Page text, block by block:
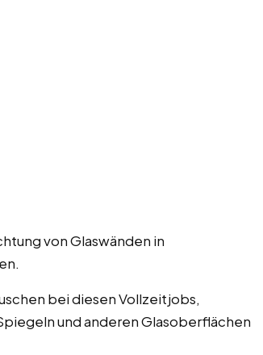
von Glaswänden in
bei diesen Vollzeitjobs,
und anderen Glasoberflächen